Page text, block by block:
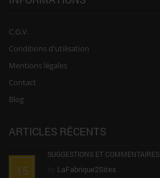
C.G.V.
Conditions d'utilisation
Mentions légales
Contact
Blog
ARTICLES RÉCENTS
15
SUGGESTIONS ET COMMENTAIRES
LaFabrique2Sites